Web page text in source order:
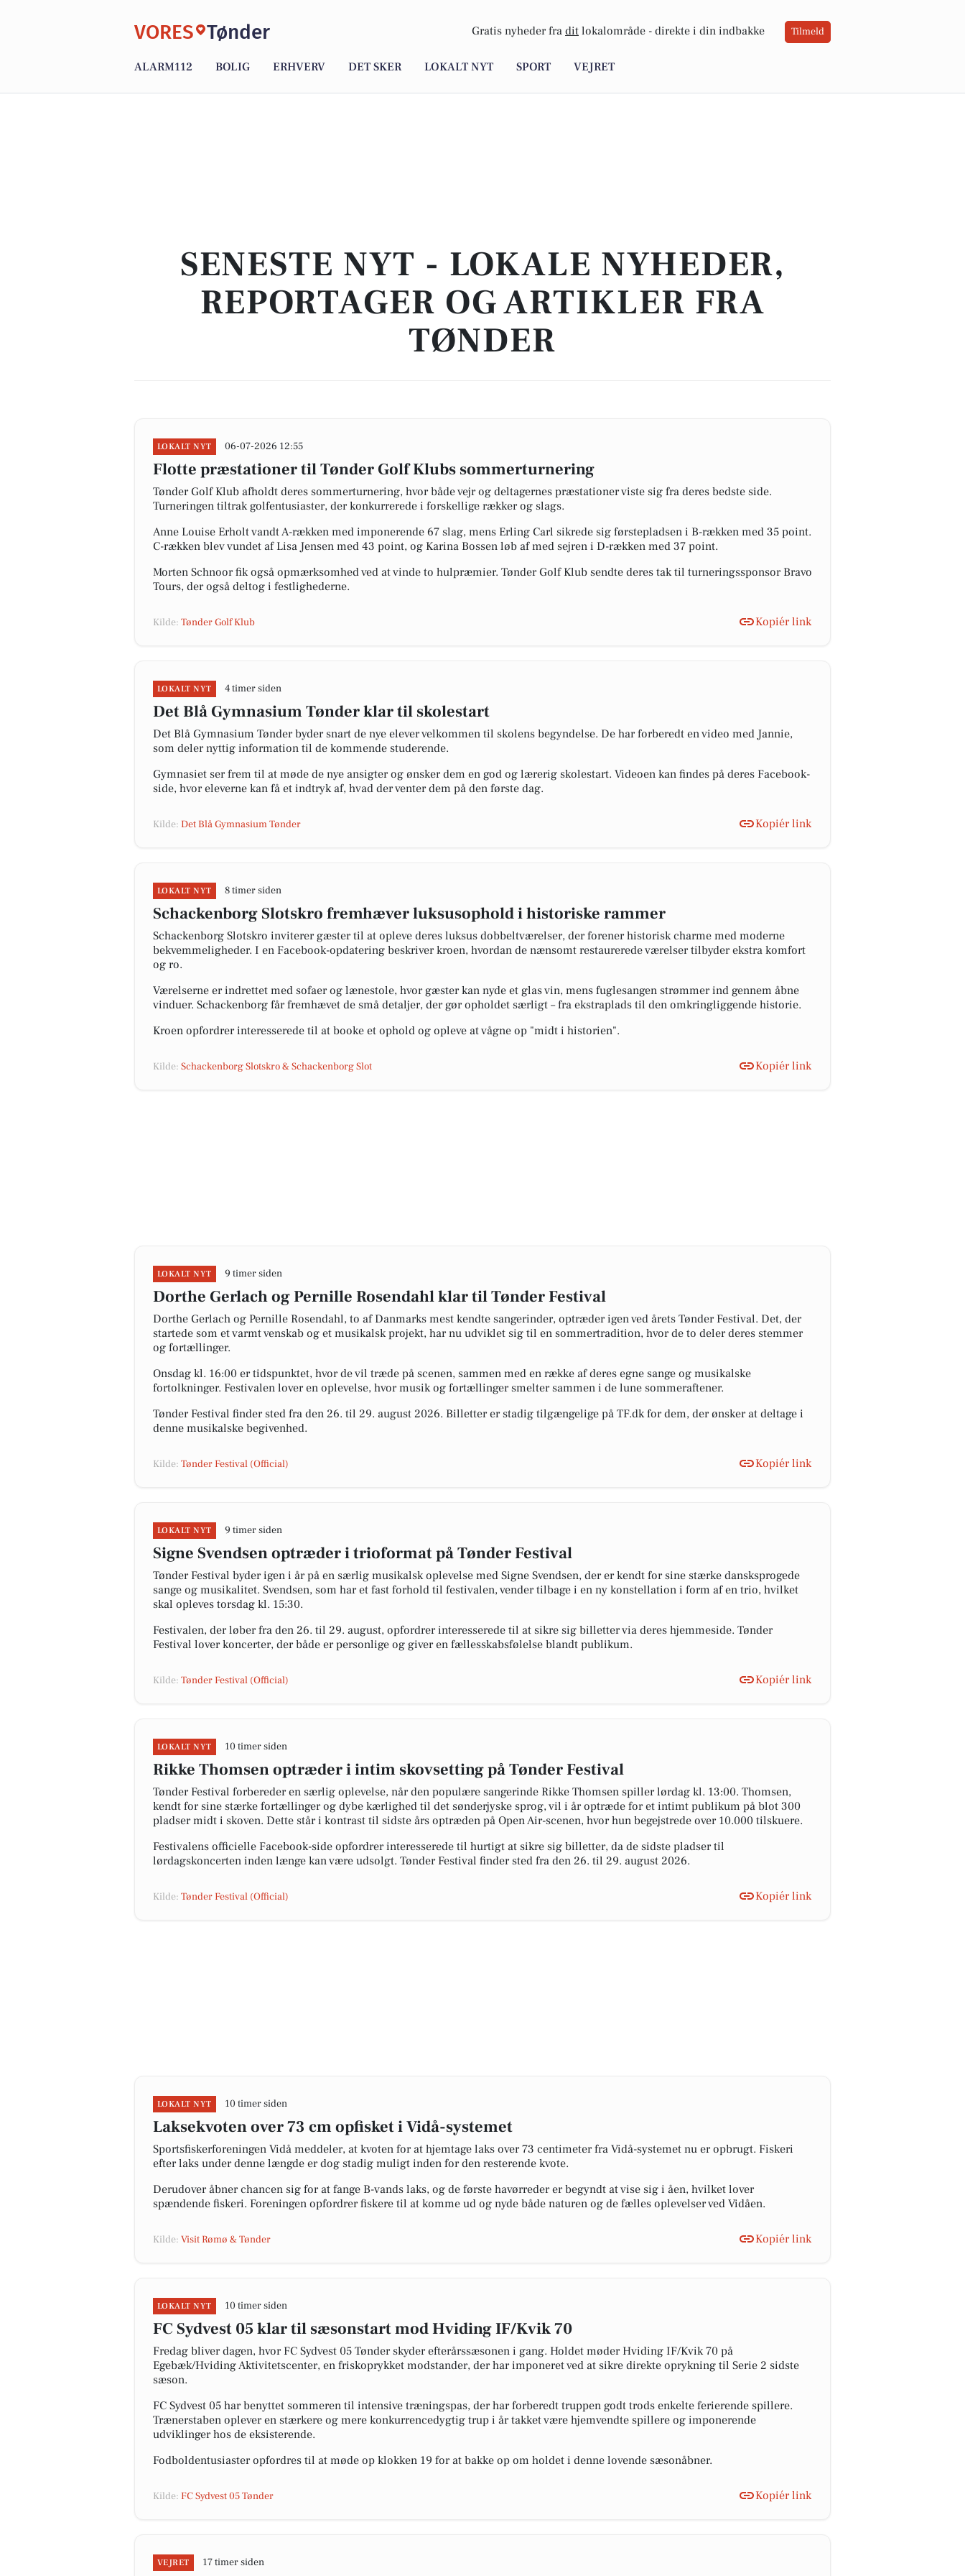
VORES Tønder Gratis nyheder fra dit lokalområde - direkte i din indbakke Tilmeld
ALARM112 BOLIG ERHVERV DET SKER LOKALT NYT SPORT VEJRET
SENESTE NYT - LOKALE NYHEDER,
REPORTAGER OG ARTIKLER FRA
TØNDER
LOKALT NYT 06-07-2026 12:55
Flotte præstationer til Tønder Golf Klubs sommerturnering
Tønder Golf Klub afholdt deres sommerturnering, hvor både vejr og deltagernes præstationer viste sig fra deres bedste side.
Turneringen tiltrak golfentusiaster, der konkurrerede i forskellige rækker og slags.
Anne Louise Erholt vandt A-rækken med imponerende 67 slag, mens Erling Carl sikrede sig førstepladsen i B-rækken med 35 point.
C-rækken blev vundet af Lisa Jensen med 43 point, og Karina Bossen løb af med sejren i D-rækken med 37 point.
Morten Schnoor fik også opmærksomhed ved at vinde to hulpræmier. Tønder Golf Klub sendte deres tak til turneringssponsor Bravo
Tours, der også deltog i festlighederne.
Kilde: Tønder Golf Klub Kopiér link
LOKALT NYT 4 timer siden
Det Blå Gymnasium Tønder klar til skolestart
Det Blå Gymnasium Tønder byder snart de nye elever velkommen til skolens begyndelse. De har forberedt en video med Jannie,
som deler nyttig information til de kommende studerende.
Gymnasiet ser frem til at møde de nye ansigter og ønsker dem en god og lærerig skolestart. Videoen kan findes på deres Facebook-
side, hvor eleverne kan få et indtryk af, hvad der venter dem på den første dag.
Kilde: Det Blå Gymnasium Tønder Kopiér link
LOKALT NYT 8 timer siden
Schackenborg Slotskro fremhæver luksusophold i historiske rammer
Schackenborg Slotskro inviterer gæster til at opleve deres luksus dobbeltværelser, der forener historisk charme med moderne
bekvemmeligheder. I en Facebook-opdatering beskriver kroen, hvordan de nænsomt restaurerede værelser tilbyder ekstra komfort
og ro.
Værelserne er indrettet med sofaer og lænestole, hvor gæster kan nyde et glas vin, mens fuglesangen strømmer ind gennem åbne
vinduer. Schackenborg får fremhævet de små detaljer, der gør opholdet særligt – fra ekstraplads til den omkringliggende historie.
Kroen opfordrer interesserede til at booke et ophold og opleve at vågne op "midt i historien".
Kilde: Schackenborg Slotskro & Schackenborg Slot Kopiér link
LOKALT NYT 9 timer siden
Dorthe Gerlach og Pernille Rosendahl klar til Tønder Festival
Dorthe Gerlach og Pernille Rosendahl, to af Danmarks mest kendte sangerinder, optræder igen ved årets Tønder Festival. Det, der
startede som et varmt venskab og et musikalsk projekt, har nu udviklet sig til en sommertradition, hvor de to deler deres stemmer
og fortællinger.
Onsdag kl. 16:00 er tidspunktet, hvor de vil træde på scenen, sammen med en række af deres egne sange og musikalske
fortolkninger. Festivalen lover en oplevelse, hvor musik og fortællinger smelter sammen i de lune sommeraftener.
Tønder Festival finder sted fra den 26. til 29. august 2026. Billetter er stadig tilgængelige på TF.dk for dem, der ønsker at deltage i
denne musikalske begivenhed.
Kilde: Tønder Festival (Official) Kopiér link
LOKALT NYT 9 timer siden
Signe Svendsen optræder i trioformat på Tønder Festival
Tønder Festival byder igen i år på en særlig musikalsk oplevelse med Signe Svendsen, der er kendt for sine stærke dansksprogede
sange og musikalitet. Svendsen, som har et fast forhold til festivalen, vender tilbage i en ny konstellation i form af en trio, hvilket
skal opleves torsdag kl. 15:30.
Festivalen, der løber fra den 26. til 29. august, opfordrer interesserede til at sikre sig billetter via deres hjemmeside. Tønder
Festival lover koncerter, der både er personlige og giver en fællesskabsfølelse blandt publikum.
Kilde: Tønder Festival (Official) Kopiér link
LOKALT NYT 10 timer siden
Rikke Thomsen optræder i intim skovsetting på Tønder Festival
Tønder Festival forbereder en særlig oplevelse, når den populære sangerinde Rikke Thomsen spiller lørdag kl. 13:00. Thomsen,
kendt for sine stærke fortællinger og dybe kærlighed til det sønderjyske sprog, vil i år optræde for et intimt publikum på blot 300
pladser midt i skoven. Dette står i kontrast til sidste års optræden på Open Air-scenen, hvor hun begejstrede over 10.000 tilskuere.
Festivalens officielle Facebook-side opfordrer interesserede til hurtigt at sikre sig billetter, da de sidste pladser til
lørdagskoncerten inden længe kan være udsolgt. Tønder Festival finder sted fra den 26. til 29. august 2026.
Kilde: Tønder Festival (Official) Kopiér link
LOKALT NYT 10 timer siden
Laksekvoten over 73 cm opfisket i Vidå-systemet
Sportsfiskerforeningen Vidå meddeler, at kvoten for at hjemtage laks over 73 centimeter fra Vidå-systemet nu er opbrugt. Fiskeri
efter laks under denne længde er dog stadig muligt inden for den resterende kvote.
Derudover åbner chancen sig for at fange B-vands laks, og de første havørreder er begyndt at vise sig i åen, hvilket lover
spændende fiskeri. Foreningen opfordrer fiskere til at komme ud og nyde både naturen og de fælles oplevelser ved Vidåen.
Kilde: Visit Rømø & Tønder Kopiér link
LOKALT NYT 10 timer siden
FC Sydvest 05 klar til sæsonstart mod Hviding IF/Kvik 70
Fredag bliver dagen, hvor FC Sydvest 05 Tønder skyder efterårssæsonen i gang. Holdet møder Hviding IF/Kvik 70 på
Egebæk/Hviding Aktivitetscenter, en friskoprykket modstander, der har imponeret ved at sikre direkte oprykning til Serie 2 sidste
sæson.
FC Sydvest 05 har benyttet sommeren til intensive træningspas, der har forberedt truppen godt trods enkelte ferierende spillere.
Trænerstaben oplever en stærkere og mere konkurrencedygtig trup i år takket være hjemvendte spillere og imponerende
udviklinger hos de eksisterende.
Fodboldentusiaster opfordres til at møde op klokken 19 for at bakke op om holdet i denne lovende sæsonåbner.
Kilde: FC Sydvest 05 Tønder Kopiér link
VEJRET 17 timer siden